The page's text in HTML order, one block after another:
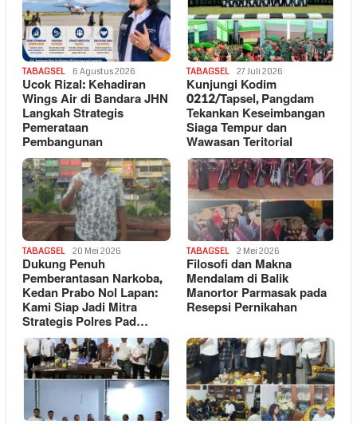
TABAGSEL 6 Agustus 2026
Ucok Rizal: Kehadiran
Wings Air di Bandara JHN
Langkah Strategis
Pemerataan
Pembangunan
TABAGSEL 27 Juli 2026
Kunjungi Kodim
0212/Tapsel, Pangdam
Tekankan Keseimbangan
Siaga Tempur dan
Wawasan Teritorial
TABAGSEL 20 Mei 2026
Dukung Penuh
Pemberantasan Narkoba,
Kedan Prabo Nol Lapan:
Kami Siap Jadi Mitra
Strategis Polres Pad…
TABAGSEL 2 Mei 2026
Filosofi dan Makna
Mendalam di Balik
Manortor Parmasak pada
Resepsi Pernikahan